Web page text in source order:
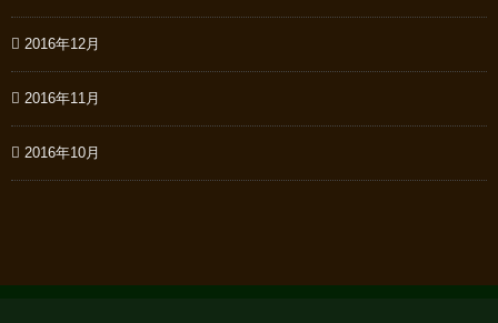
2016年12月
2016年11月
2016年10月